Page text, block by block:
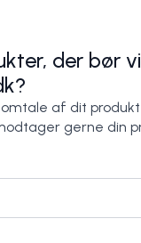
der bør
af dit
gerne din